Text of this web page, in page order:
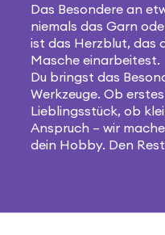
Das Besondere an
niemals das Garn
ist das Herzblut, das
Masche einarbeitest.
Du bringst das
Werkzeuge. Ob
Lieblingsstück, ob
Anspruch – wir
dein Hobby. Den